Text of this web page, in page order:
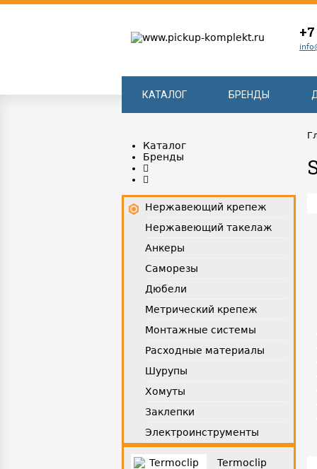
КАТАЛОГ БРЕНДЫ
Каталог
Бренды
Нержавеющий крепеж
Нержавеющий такелаж
Анкеры
Саморезы
Дюбели
Метрический крепеж
Монтажные системы
Расходные материалы
Шурупы
Хомуты
Заклепки
Электроинструменты
Termoclip